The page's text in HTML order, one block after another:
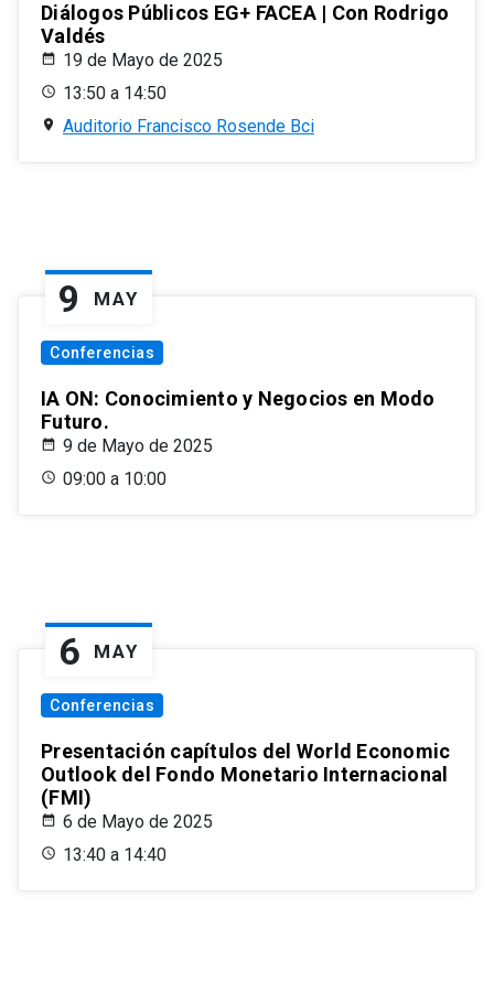
Diálogos Públicos EG+ FACEA | Con Rodrigo
Valdés
19 de Mayo de 2025
13:50 a 14:50
Auditorio Francisco Rosende Bci
9 MAY
Conferencias
IA ON: Conocimiento y Negocios en Modo
Futuro.
9 de Mayo de 2025
09:00 a 10:00
6 MAY
Conferencias
Presentación capítulos del World Economic
Outlook del Fondo Monetario Internacional
(FMI)
6 de Mayo de 2025
13:40 a 14:40